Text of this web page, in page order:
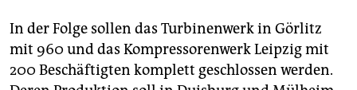
In der Folge sollen das Turbinenwerk in Görlitz
mit 960 und das Kompressorenwerk Leipzig mit
200 Beschäftigten komplett geschlossen werden.